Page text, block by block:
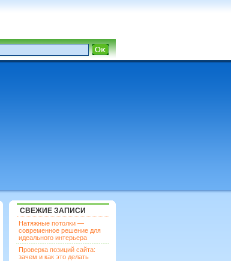
СВЕЖИЕ ЗАПИСИ
Натяжные потолки —
современное решение для
идеального интерьера
Проверка позиций сайта:
зачем и как это делать